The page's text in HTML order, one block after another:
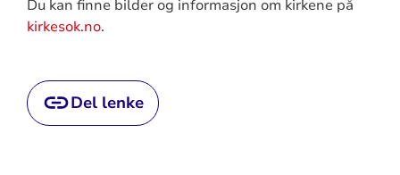
Du kan finne bilder og informasjon om kirkene på
kirkesok.no.
Del lenke